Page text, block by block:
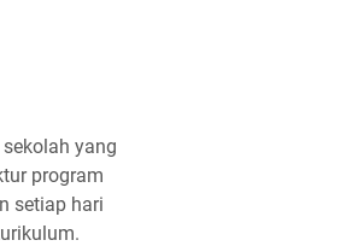
yang
program
setiap hari